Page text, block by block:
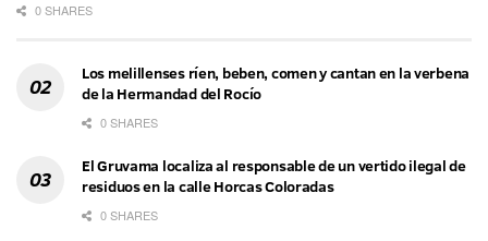
0 SHARES
Los melillenses ríen, beben, comen y cantan en la verbena
de la Hermandad del Rocío
0 SHARES
El Gruvama localiza al responsable de un vertido ilegal de
residuos en la calle Horcas Coloradas
0 SHARES